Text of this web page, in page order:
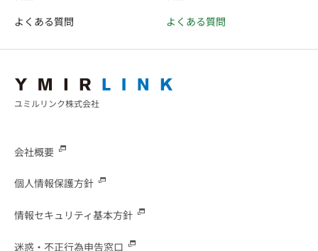
よくある質問
よくある質問
ユミルリンク株式会社
会社概要
個人情報保護方針
情報セキュリティ基本方針
迷惑・不正行為申告窓口